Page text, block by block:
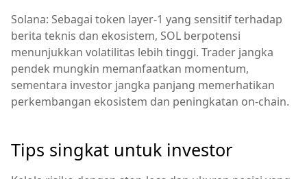
Solana: Sebagai token layer-1 yang sensitif terhadap
berita teknis dan ekosistem, SOL berpotensi
menunjukkan volatilitas lebih tinggi. Trader jangka
pendek mungkin memanfaatkan momentum,
sementara investor jangka panjang memerhatikan
perkembangan ekosistem dan peningkatan on-chain.
Tips singkat untuk investor